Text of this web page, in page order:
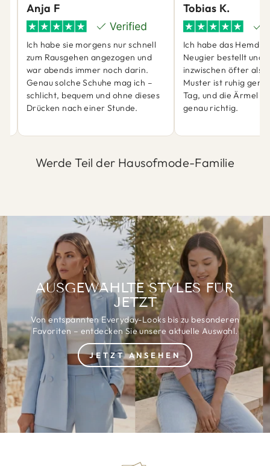
Anja F
Ich habe sie morgens nur schnell
zum Rausgehen angezogen und
war abends immer noch darin.
Genau solche Schuhe mag ich –
schlicht, bequem und ohne dieses
Drücken nach einer Stunde.
Tobias K.
Ich habe das Hemd
Neugier bestellt und
inzwischen öfter als
Muster ist ruhig
Tag, und die Ärmel
genau richtig.
Werde Teil der Hausofmode-Familie
AUSGEWÄHLTE STYLES FÜR
JETZT
Von entspannten Everyday-Looks bis zu besonderen
Favoriten – entdecken Sie unsere aktuelle Auswahl.
JETZT ANSEHEN